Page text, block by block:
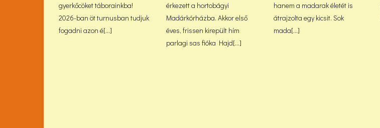
gyerkőcöket táborainkba!
2026-ban öt turnusban tudjuk
fogadni azon é[...]
érkezett a hortobágyi
Madárkórházba. Akkor első
éves, frissen kirepült hím
parlagi sas fióka Hajd[...]
hanem a madarak életét is
átrajzolta egy kicsit. Sok
mada[...]